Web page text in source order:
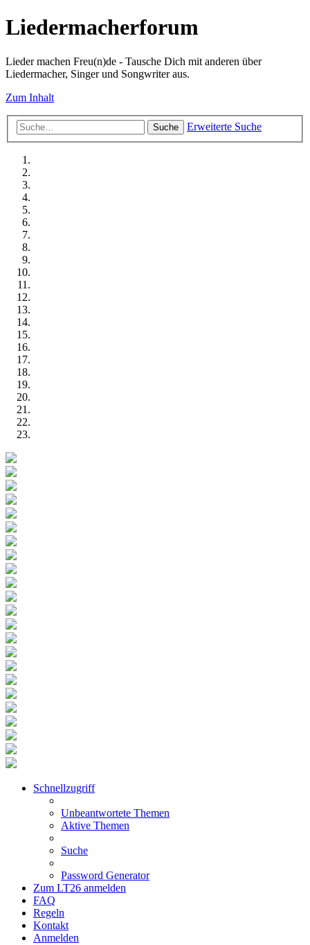
Liedermacherforum
Lieder machen Freu(n)de - Tausche Dich mit anderen über
Liedermacher, Singer und Songwriter aus.
Zum Inhalt
Suche Erweiterte Suche
Schnellzugriff
Unbeantwortete Themen
Aktive Themen
Suche
Password Generator
Zum LT26 anmelden
FAQ
Regeln
Kontakt
Anmelden